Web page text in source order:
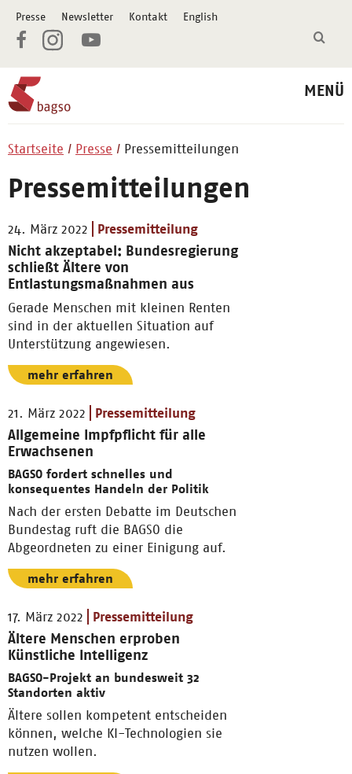
Presse Newsletter Kontakt English
MENÜ
Startseite Presse Pressemitteilungen
Pressemitteilungen
24. März 2022 Pressemitteilung
Nicht akzeptabel: Bundesregierung
schließt Ältere von
Entlastungsmaßnahmen aus
Gerade Menschen mit kleinen Renten
sind in der aktuellen Situation auf
Unterstützung angewiesen.
mehr erfahren
21. März 2022 Pressemitteilung
Allgemeine Impfpflicht für alle
Erwachsenen
BAGSO fordert schnelles und
konsequentes Handeln der Politik
Nach der ersten Debatte im Deutschen
Bundestag ruft die BAGSO die
Abgeordneten zu einer Einigung auf.
mehr erfahren
17. März 2022 Pressemitteilung
Ältere Menschen erproben
Künstliche Intelligenz
BAGSO-Projekt an bundesweit 32
Standorten aktiv
Ältere sollen kompetent entscheiden
können, welche KI-Technologien sie
nutzen wollen.